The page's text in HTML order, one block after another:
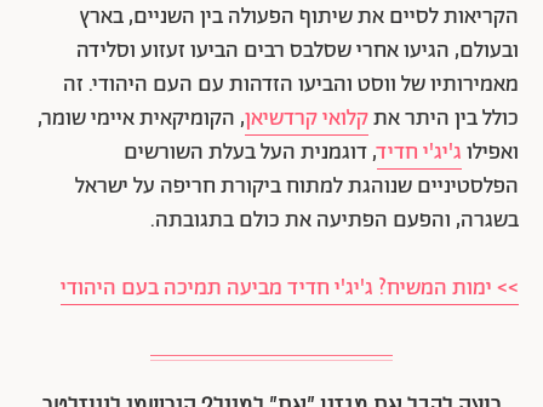
הקריאות לסיים את שיתוף הפעולה בין השניים, בארץ
ובעולם, הגיעו אחרי שסלבס רבים הביעו זעזוע וסלידה
מאמירותיו של ווסט והביעו הזדהות עם העם היהודי. זה
כולל בין היתר אתקלואי קרדשיאן, הקומיקאית איימי שומר,
ואפילוג'יג'י חדיד, דוגמנית העל בעלת השורשים
הפלסטיניים שנוהגת למתוח ביקורת חריפה על ישראל
בשגרה, והפעם הפתיעה את כולם בתגובתה.
>> ימות המשיח? ג'יג'י חדיד מביעה תמיכה בעם היהודי